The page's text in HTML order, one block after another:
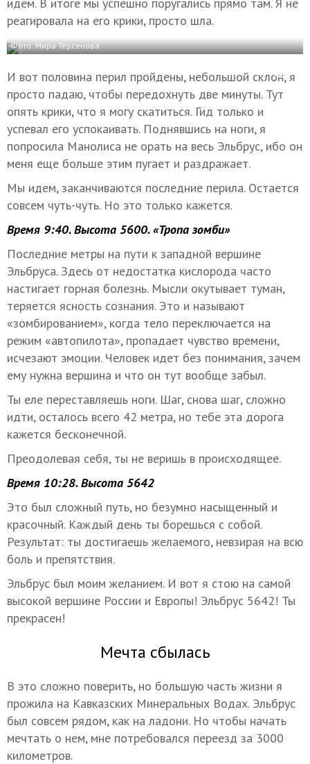
реагировала на его крики, просто шла.
Фото: Мира Терсенова
И вот половина перил пройдены, небольшой склон, я
просто падаю, чтобы передохнуть две минуты. Тут
опять крики, что я могу скатиться. Гид только и
успевал его успокаивать. Поднявшись на ноги, я
попросила Манолиса не орать на весь Эльбрус, ибо он
меня еще больше этим пугает и раздражает.
Мы идем, заканчиваются последние перила. Остается
совсем чуть-чуть. Но это только кажется.
Время 9:40. Высота 5600. «Тропа зомби»
Последние метры на пути к западной вершине
Эльбруса. Здесь от недостатка кислорода часто
настигает горная болезнь. Мысли окутывает туман,
теряется ясность сознания. Это и называют
«зомбированием», когда тело переключается на
режим «автопилота», пропадает чувство времени,
исчезают эмоции. Человек идет без понимания, зачем
ему нужна вершина и что он тут вообще забыл.
Ты еле переставляешь ноги. Шаг, снова шаг, сложно
идти, осталось всего 42 метра, но тебе эта дорога
кажется бесконечной.
Преодолевая себя, ты не веришь в происходящее.
Время 10:28. Высота 5642
Это был сложный путь, но безумно насыщенный и
красочный. Каждый день ты борешься с собой.
Результат: ты достигаешь желаемого, невзирая на всю
боль и препятствия.
Эльбрус был моим желанием. И вот я стою на самой
высокой вершине России и Европы! Эльбрус 5642! Ты
прекрасен!
Мечта сбылась
В это сложно поверить, но большую часть жизни я
прожила на Кавказских Минеральных Водах. Эльбрус
был совсем рядом, как на ладони. Но чтобы начать
мечтать о нем, мне потребовался переезд за 3000
километров.